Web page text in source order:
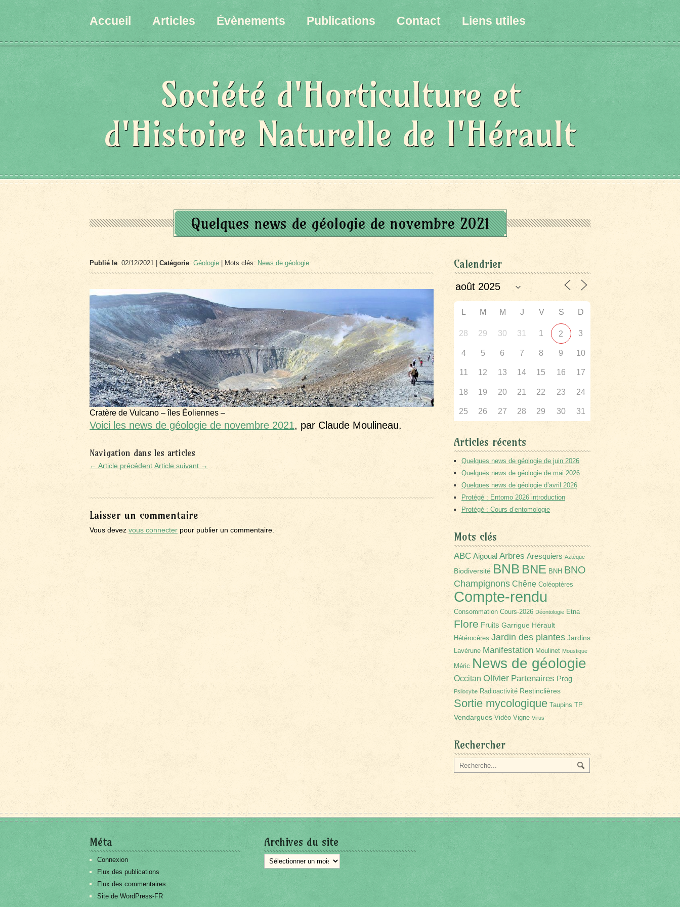
Accueil Articles Évènements Publications Contact Liens utiles
Société d'Horticulture et
d'Histoire Naturelle de l'Hérault
Quelques news de géologie de novembre 2021
Publié le: 02/12/2021 | Catégorie: Géologie | Mots clés: News de géologie
Cratère de Vulcano – îles Éoliennes –
Voici les news de géologie de novembre 2021, par Claude Moulineau.
Navigation dans les articles
← Article précédent Article suivant →
Laisser un commentaire
Vous devez vous connecter pour publier un commentaire.
Calendrier
L M M J V S D
28 29 30 31 1 2 3
4 5 6 7 8 9 10
11 12 13 14 15 16 17
18 19 20 21 22 23 24
25 26 27 28 29 30 31
Articles récents
Quelques news de géologie de juin 2026
Quelques news de géologie de mai 2026
Quelques news de géologie d’avril 2026
Protégé : Entomo 2026 introduction
Protégé : Cours d’entomologie
Mots clés
ABC Aigoual Arbres Aresquiers Aztèque
Biodiversité BNB BNE BNH BNO
Champignons Chêne Coléoptères
Compte-rendu
Consommation Cours-2026 Déontologie Etna
Flore Fruits Garrigue Hérault
Hétérocères Jardin des plantes Jardins
Lavérune Manifestation Moulinet Moustique
Méric News de géologie
Occitan Olivier Partenaires Prog
Psilocybe Radioactivité Restinclières
Sortie mycologique Taupins TP
Vendargues Vidéo Vigne Virus
Rechercher
Méta
Connexion
Flux des publications
Flux des commentaires
Site de WordPress-FR
Archives du site
Archives
du